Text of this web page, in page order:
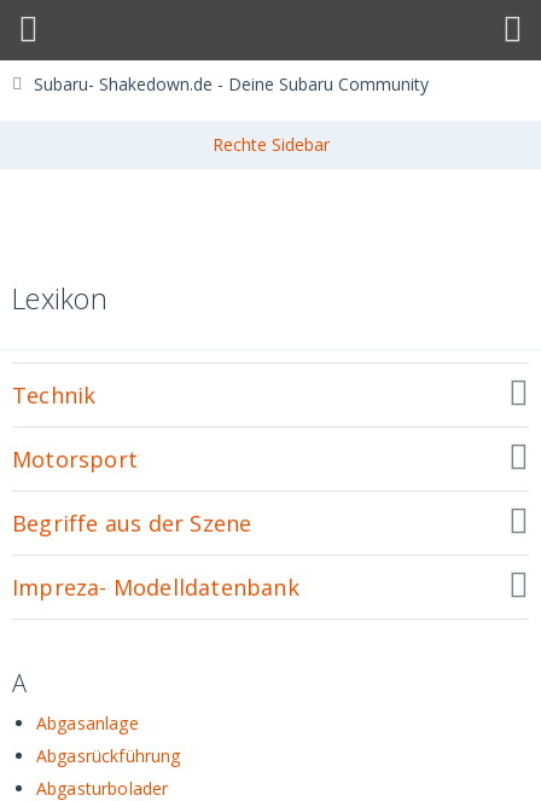
Subaru- Shakedown.de - Deine Subaru Community
Lexikon
Technik
Motorsport
Begriffe aus der Szene
Impreza- Modelldatenbank
A
Abgasanlage
Abgasrückführung
Abgasturbolader